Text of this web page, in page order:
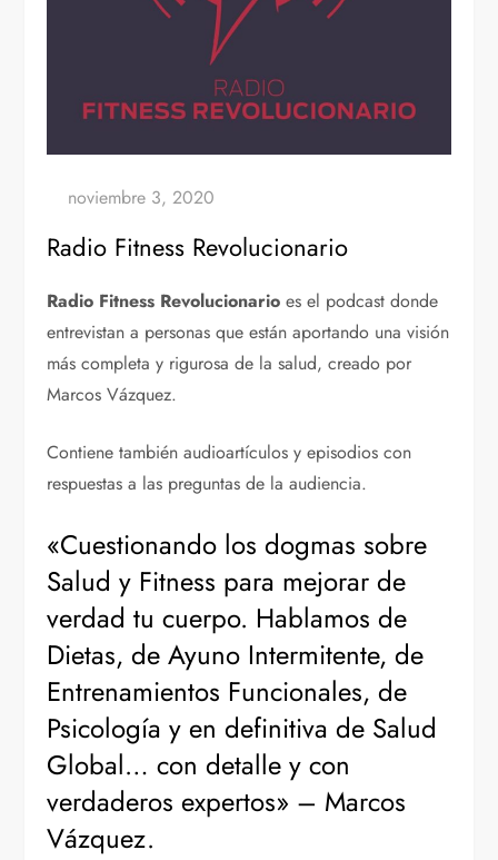
Radio Fitness Revolucionario
Radio Fitness Revolucionario es el podcast donde
entrevistan a personas que están aportando una visión
más completa y rigurosa de la salud, creado por
Marcos Vázquez.
Contiene también audioartículos y episodios con
respuestas a las preguntas de la audiencia.
«Cuestionando los dogmas sobre
Salud y Fitness para mejorar de
verdad tu cuerpo. Hablamos de
Dietas, de Ayuno Intermitente, de
Entrenamientos Funcionales, de
Psicología y en definitiva de Salud
Global… con detalle y con
verdaderos expertos» – Marcos
Vázquez.